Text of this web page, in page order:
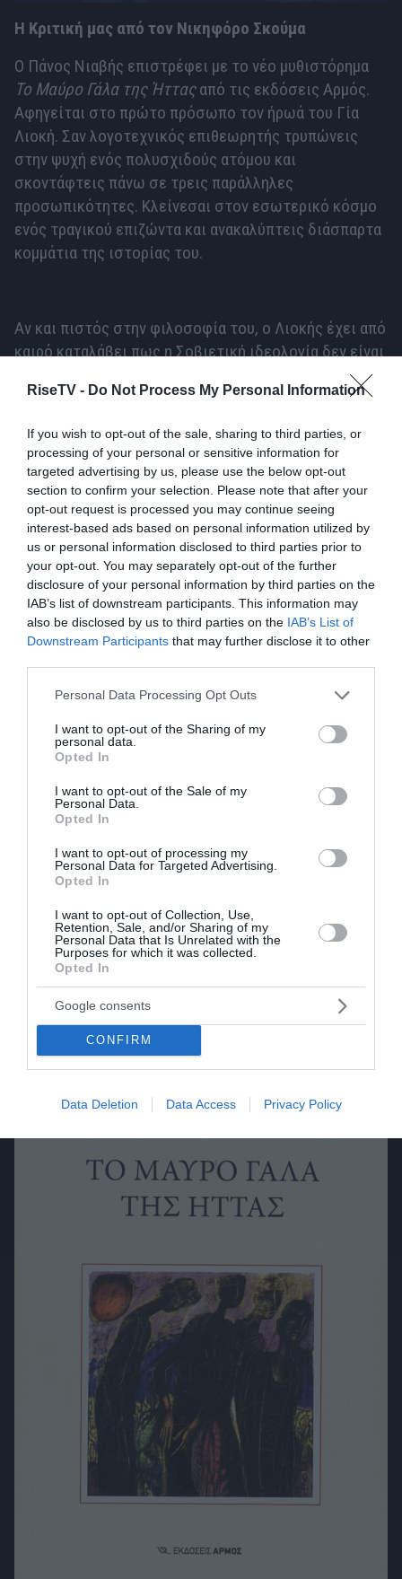
RiseTV - Do Not Process My Personal Information
If you wish to opt-out of the sale, sharing to third parties, or
processing of your personal or sensitive information for
targeted advertising by us, please use the below opt-out
section to confirm your selection. Please note that after your
opt-out request is processed you may continue seeing
interest-based ads based on personal information utilized by
us or personal information disclosed to third parties prior to
your opt-out. You may separately opt-out of the further
disclosure of your personal information by third parties on the
IAB’s list of downstream participants. This information may
also be disclosed by us to third parties on the IAB’s List of
Downstream Participants that may further disclose it to other
Please note that this website/app uses one or more Google
not limited to your visit or usage behaviour. You may click to
grant or deny consent to Google and its third-party tags to
use your data for below specified purposes in below Google
consent section.
Personal Data Processing Opt Outs
I want to opt-out of the Sharing of my
personal data.
Opted In
I want to opt-out of the Sale of my
Personal Data.
Opted In
I want to opt-out of processing my
Personal Data for Targeted Advertising.
Opted In
I want to opt-out of Collection, Use,
Retention, Sale, and/or Sharing of my
Personal Data that Is Unrelated with the
Purposes for which it was collected.
Opted In
Google consents
CONFIRM
Data Deletion Data Access Privacy Policy
Η Κριτική μας από τον Νικηφόρο Σκούμα
Ο Πάνος Νιαβής επιστρέφει με το νέο μυθιστόρημα
Το Μαύρο Γάλα της Ήτταςαπό τις εκδόσεις Αρμός.
Αφηγείται στο πρώτο πρόσωπο τον ήρωά του Γία
Λιοκή. Σαν λογοτεχνικός επιθεωρητής τρυπώνεις
στην ψυχή ενός πολυσχιδούς ατόμου και
σκοντάφτεις πάνω σε τρεις παράλληλες
προσωπικότητες. Κλείνεσαι στον εσωτερικό κόσμο
ενός τραγικού επιζώντα και ανακαλύπτεις διάσπαρτα
κομμάτια της ιστορίας του.
Αν και πιστός στην φιλοσοφία του, ο Λιοκής έχει από
καιρό καταλάβει πως η Σοβιετική ιδεολογία δεν είναι
το λυσάρι της ζωής και το κόμμα δεν είναι ο Ιησούς. Η
πολιτική ταυτότητα δεν είναι το ψυχοφάρμακο στο
Λιοκή που πηδάει από ανάμνηση σε ανάμνηση το
παρόν είναι “νεκρό” καθώς το μέλλον που καρτερούσε
δεν πρόλαβε να έρθει.
Προσπαθώντας ανεπιτυχώς να βρω το ιστορικό
ανάλογο του ήρωα, λέω πως ο Λιοκής είναι η
φανταστική εκδοχή του Αλεξάντερ Μπέρκμαν, ο
οποίος πέρασε μεταφορικά και κυριολεκτικά από
είναι το λογοτεχνικό, μυθοπλαστικό αντίστοιχο του
Μπολσεβικικού Μύθου” του Μπέργκμαν αλλά και του
Αρχιπελάγους Γκούλαγκ
χτίζει το πλαίσιο όπου περιπίπτει ο ήρωάς του.
Η γραφή του Νιαβή είναι εξόχως ποιητική, το
αντικειμενικό σχεδόν εκτροχιάζεται από το
υποκειμενικό σε κάθε στροφή της πλοκής. Δεν
πρόκειται για αφήγηση με τη στενή έννοια του όρου,
αλλά για ακατέργαστες σκέψεις που ευδοκιμούν στο
κεφάλι του ήρωα και μπολιάζονται με οδυνηρές
-ενίοτε παραληρηματικές- αναμνήσεις.